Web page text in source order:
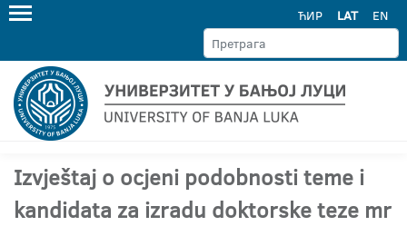
ЋИР LAT EN
Izvještaj o ocjeni podobnosti teme i
kandidata za izradu doktorske teze mr